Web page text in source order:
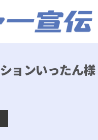
ョンいったん